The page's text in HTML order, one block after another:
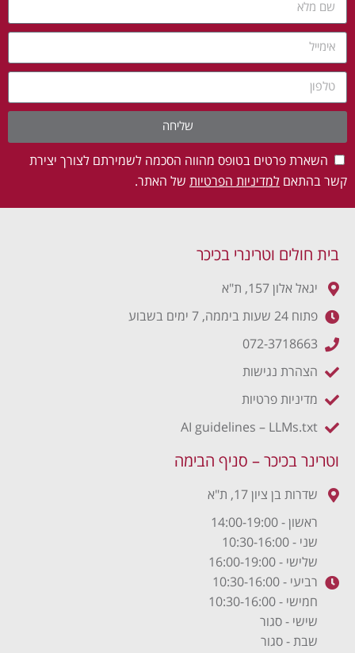
השארת פרטים בטופס מהווה הסכמה לשמירתם לצורך יצירת
קשר בהתאם למדיניות הפרטיות של האתר.
שליחה
בית חולים וטרינרי בכיכר
יגאל אלון 157, ת"א
פתוח 24 שעות ביממה, 7 ימים בשבוע
072-3718663
הצהרת נגישות
מדיניות פרטיות
AI guidelines – LLMs.txt
וטרינר בכיכר – סניף הבימה
שדרות בן ציון 17, ת"א
ראשון - 14:00-19:00
שני - 10:30-16:00
שלישי - 16:00-19:00
רביעי - 10:30-16:00
חמישי - 10:30-16:00
שישי - סגור
שבת - סגור